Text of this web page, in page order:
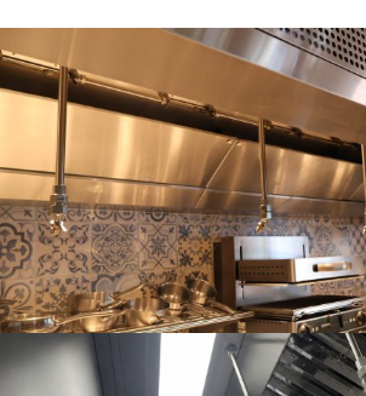
Analog